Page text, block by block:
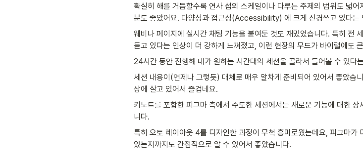
확실히 해를 거듭할수록 연사 섭외 스케일이나 다루는 주제의 범위도 넓
분도 좋았어요. 다양성과 접근성(Accessibility) 에 크게 신경쓰고 있다는
웨비나 페이지에 실시간 채팅 기능을 붙여둔 것도 재밌었습니다. 특히 전
듣고 있다는 인상이 더 강하게 느껴졌고, 이런 현장의 무드가 바이럴에도
24시간 동안 진행해 내가 원하는 시간대의 세션을 골라서 들어볼 수 있다
세션 내용이(언제나 그렇듯) 대체로 매우 알차게 준비되어 있어서 좋았습
상에 살고 있어서 즐겁네요.
키노트를 포함한 피그마 측에서 주도한 세션에서는 새로운 기능에 대한
니다.
특히 오토 레이아웃 4를 디자인한 과정이 무척 흥미로웠는데요, 피그마가
있는지까지도 간접적으로 알 수 있어서 좋았습니다.